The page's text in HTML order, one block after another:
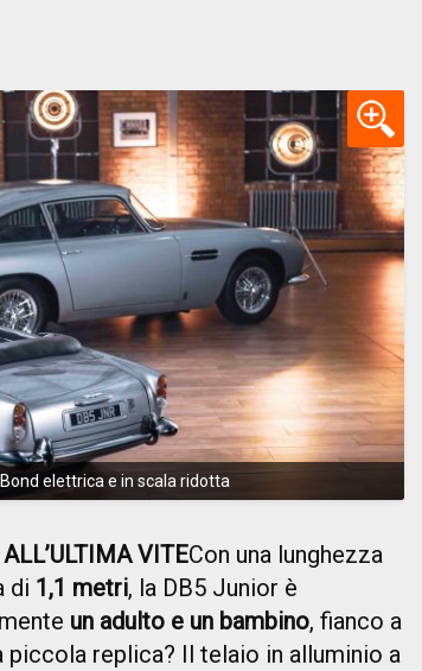
elettrica e in scala ridotta
VITECon una lunghezza
di 1,1 metri, la DB5 Junior è
un adulto e un bambino, fianco a
replica? Il telaio in alluminio a